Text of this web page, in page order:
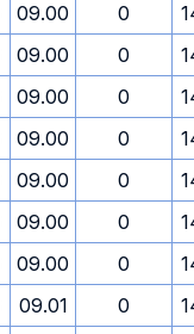
09.00 0
09.00 0
09.00 0
09.00 0
09.00 0
09.00 0
09.00 0
09.01 0